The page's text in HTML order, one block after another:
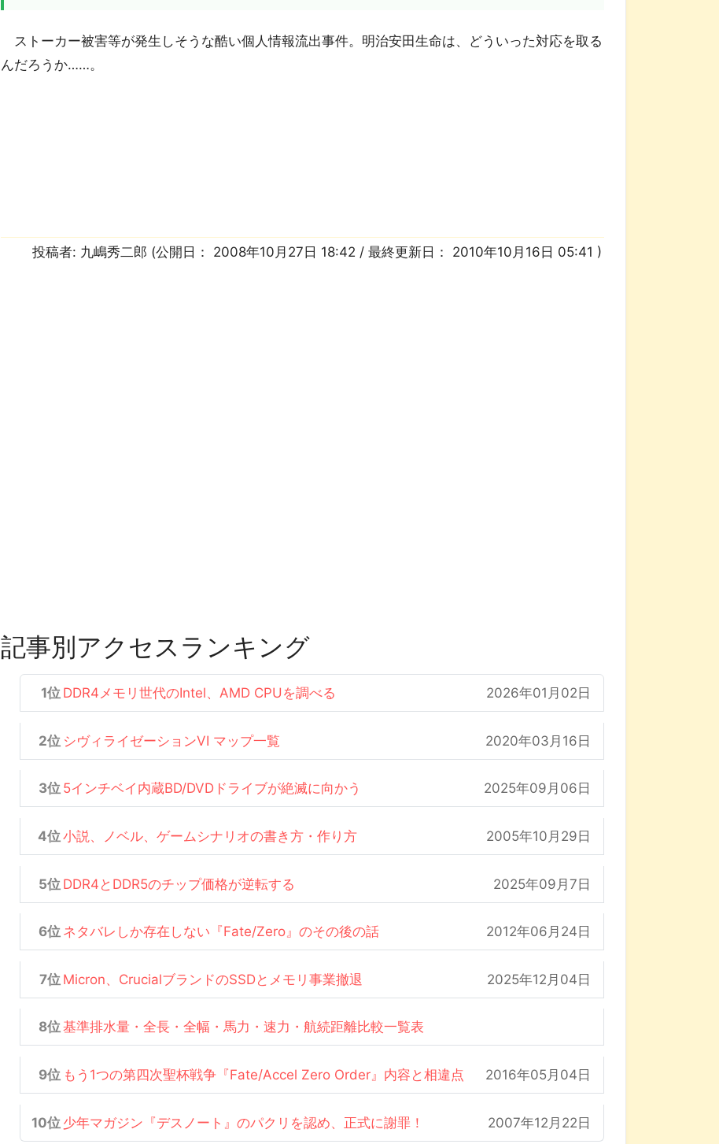
ストーカー被害等が発生しそうな酷い個人情報流出事件。明治安田生命は、どういった対応を取る
んだろうか……。
投稿者: 九嶋秀二郎 (公開日： 2008年10月27日 18:42 / 最終更新日： 2010年10月16日 05:41 )
記事別アクセスランキング
DDR4メモリ世代のIntel、AMD CPUを調べる 2026年01月02日
シヴィライゼーションVI マップ一覧 2020年03月16日
5インチベイ内蔵BD/DVDドライブが絶滅に向かう 2025年09月06日
小説、ノベル、ゲームシナリオの書き方・作り方 2005年10月29日
DDR4とDDR5のチップ価格が逆転する 2025年09月7日
ネタバレしか存在しない『Fate/Zero』のその後の話 2012年06月24日
Micron、CrucialブランドのSSDとメモリ事業撤退 2025年12月04日
基準排水量・全長・全幅・馬力・速力・航続距離比較一覧表
もう1つの第四次聖杯戦争『Fate/Accel Zero Order』内容と相違点 2016年05月04日
少年マガジン『デスノート』のパクリを認め、正式に謝罪！ 2007年12月22日